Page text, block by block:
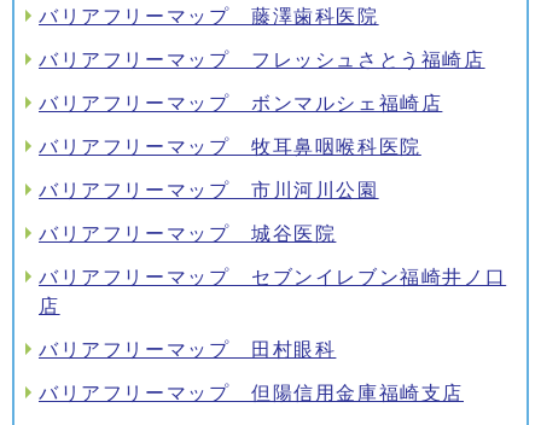
バリアフリーマップ 藤澤歯科医院
バリアフリーマップ フレッシュさとう福崎店
バリアフリーマップ ボンマルシェ福崎店
バリアフリーマップ 牧耳鼻咽喉科医院
バリアフリーマップ 市川河川公園
バリアフリーマップ 城谷医院
バリアフリーマップ セブンイレブン福崎井ノ口
店
バリアフリーマップ 田村眼科
バリアフリーマップ 但陽信用金庫福崎支店